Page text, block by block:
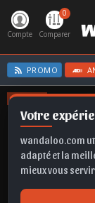
Votre
wandaloo.com
adapté et la
mieux vous
Compte
0
Comparer
PROMO
OFFRES
FORMENTOR